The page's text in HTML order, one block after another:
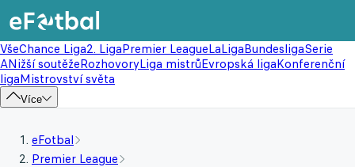
VšeChance Liga2. LigaPremier LeagueLaLigaBundesligaSerie
ANižší soutěžeRozhovoryLiga mistrůEvropská ligaKonferenční
ligaMistrovství světa
Více
eFotbal
Premier League